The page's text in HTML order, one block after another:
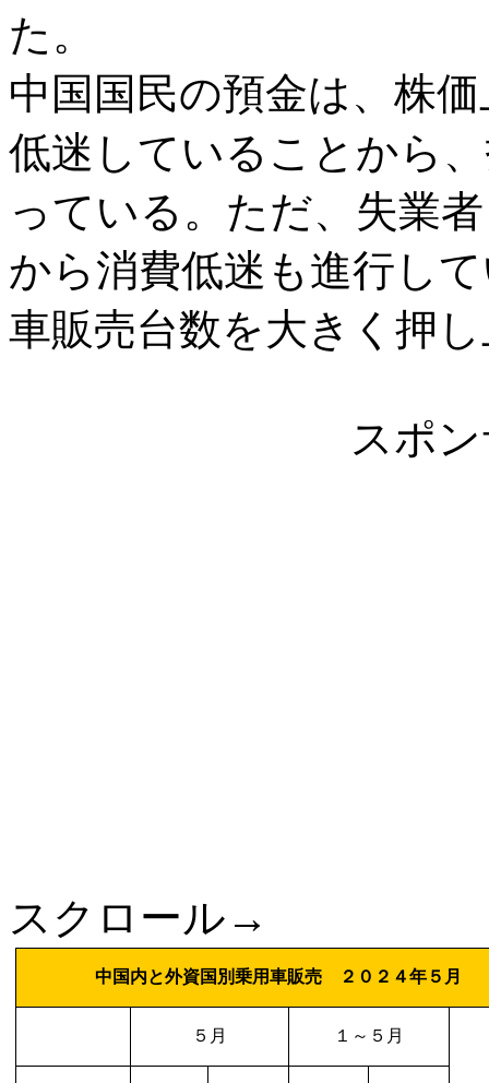
た。
中国国民の預金は、株
低迷していることから
っている。ただ、失業
から消費低迷も進行し
車販売台数を大きく押
スポ
スクロール→
中国内と外資国別乗用車販売 ２０２４年５月
５月 １～５月